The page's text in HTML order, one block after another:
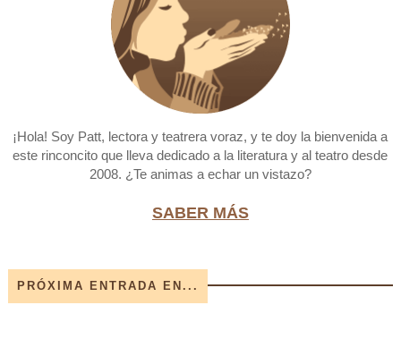
¡Hola! Soy Patt, lectora y teatrera voraz, y te doy la bienvenida a
este rinconcito que lleva dedicado a la literatura y al teatro desde
2008. ¿Te animas a echar un vistazo?
SABER MÁS
PRÓXIMA ENTRADA EN...